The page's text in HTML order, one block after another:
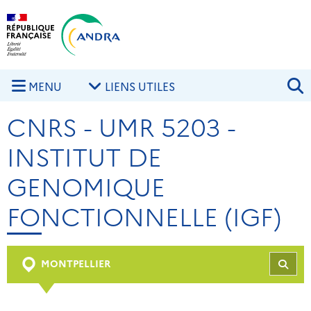
Aller au contenu principal
MENU LIENS UTILES
CNRS - UMR 5203 -
INSTITUT DE
GENOMIQUE
FONCTIONNELLE (IGF)
MONTPELLIER